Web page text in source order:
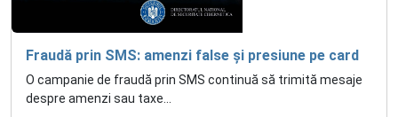
Fraudă prin SMS: amenzi false și presiune pe card
O campanie de fraudă prin SMS continuă să trimită mesaje
despre amenzi sau taxe...